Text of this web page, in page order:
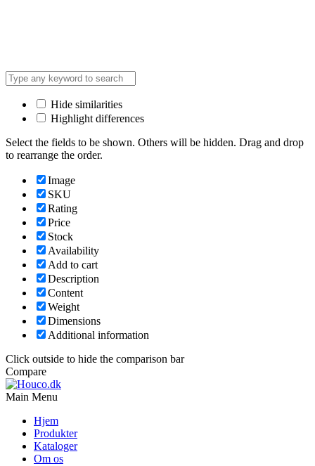
Hide similarities
Highlight differences
Select the fields to be shown. Others will be hidden. Drag and drop
to rearrange the order.
Image
SKU
Rating
Price
Stock
Availability
Add to cart
Description
Content
Weight
Dimensions
Additional information
Click outside to hide the comparison bar
Compare
Main Menu
Hjem
Produkter
Kataloger
Om os